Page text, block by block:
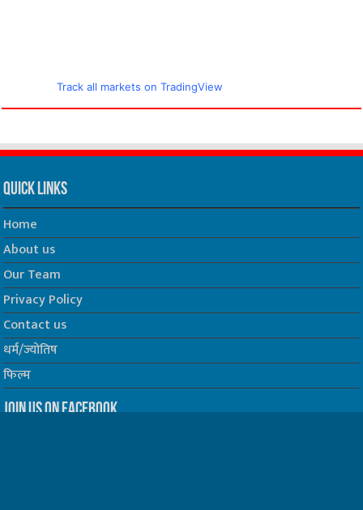
Track all markets on TradingView
Quick Links
Home
About us
Our Team
Privacy Policy
Contact us
धर्म/ज्योतिष
फिल्म
Join us on Facebook